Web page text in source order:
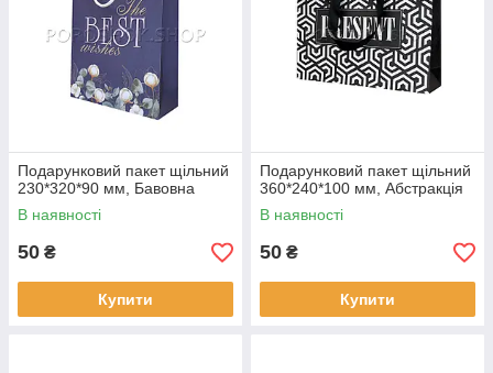
Подарунковий пакет щільний
230*320*90 мм, Бавовна
В наявності
50 ₴
Купити
Подарунковий пакет щільний
360*240*100 мм, Абстракція
В наявності
50 ₴
Купити